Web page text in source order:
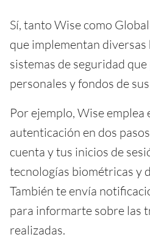
Sí, tanto Wise como
que implementan
sistemas de seguridad
personales y fondos de
Por ejemplo, Wise emplea
autenticación en dos
cuenta y tus inicios de
tecnologías biométricas y
También te envía
para informarte sobre las
realizadas.